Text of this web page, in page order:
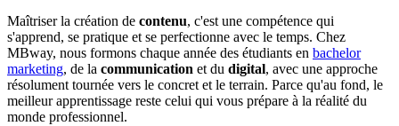
Maîtriser la création de contenu, c'est une compétence qui
s'apprend, se pratique et se perfectionne avec le temps. Chez
MBway, nous formons chaque année des étudiants en bachelor
marketing, de la communication et du digital, avec une approche
résolument tournée vers le concret et le terrain. Parce qu'au fond, le
meilleur apprentissage reste celui qui vous prépare à la réalité du
monde professionnel.